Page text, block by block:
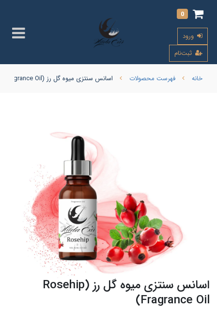
0
ورود
ثبت‌نام
خانه فهرست محصولات اسانس سنتزی میوه گل رز (Rosehip Fragrance Oil)
اسانس سنتزی میوه گل رز (Rosehip
Fragrance Oil)